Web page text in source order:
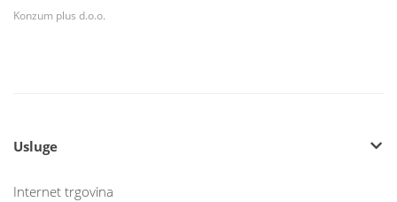
Konzum plus d.o.o.
Usluge
Internet trgovina